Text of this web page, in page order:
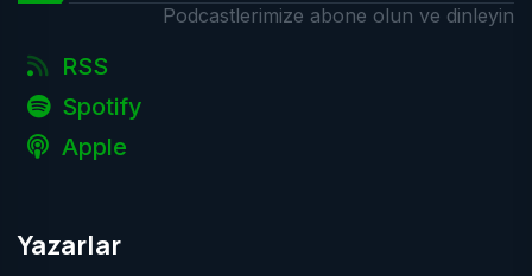
Podcastlerimize abone olun ve dinleyin
RSS
Spotify
Apple
Yazarlar